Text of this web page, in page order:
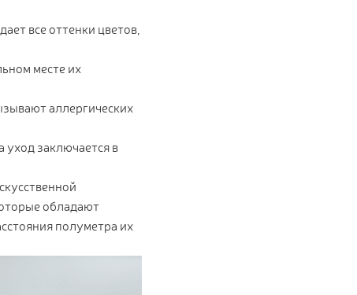
все оттенки цветов,
месте их
аллергических
уход заключается в
обладают
полуметра их